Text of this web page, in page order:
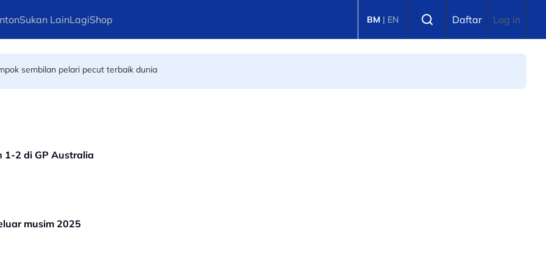
Sukan LainLagiShop BM | EN Daftar Log in
sembilan pelari pecut terbaik dunia
1-2 di GP Australia
musim 2025